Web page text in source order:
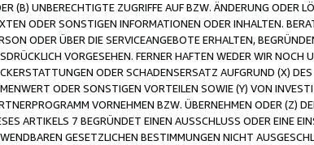
(B) UNBERECHTIGTE ZUGRIFFE AUF BZW. ÄNDERUNG ODER
ODER SONSTIGEN INFORMATIONEN ODER INHALTEN.
ODER ÜBER DIE SERVICEANGEBOTE ERHALTEN,
VORGESEHEN. FERNER HAFTEN WEDER WIR
ODER SCHADENSERSATZ AUFGRUND (X)
ODER SONSTIGEN VORTEILEN SOWIE (Y) VON
VORNEHMEN BZW. ÜBERNEHMEN ODER (Z)
ARTIKELS 7 BEGRÜNDET EINEN AUSSCHLUSS ODER EINE
GESETZLICHEN BESTIMMUNGEN NICHT